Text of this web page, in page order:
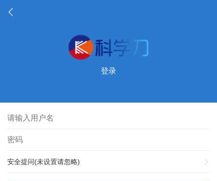
登录
安全提问(未设置请忽略)